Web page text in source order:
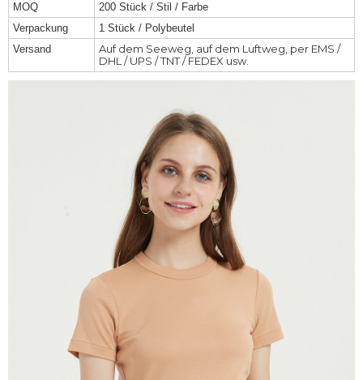
MOQ
200 Stück / Stil / Farbe
Verpackung
1 Stück / Polybeutel
Versand
Auf dem Seeweg, auf dem Luftweg, per EMS /
DHL / UPS / TNT / FEDEX usw.